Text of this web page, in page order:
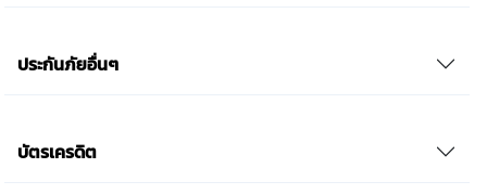
ประกันภัยอื่นๆ
บัตรเครดิต